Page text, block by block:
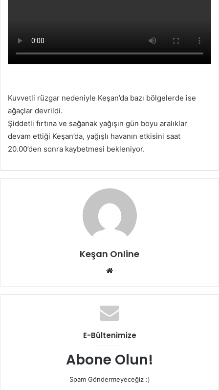
Kuvvetli rüzgar nedeniyle Keşan’da bazı bölgelerde ise
ağaçlar devrildi.
Şiddetli fırtına ve sağanak yağışın gün boyu aralıklar
devam ettiği Keşan’da, yağışlı havanın etkisini saat
20.00’den sonra kaybetmesi bekleniyor.
Keşan Online
Web
E-Bültenimize
Abone Olun!
Spam Göndermeyeceğiz :)